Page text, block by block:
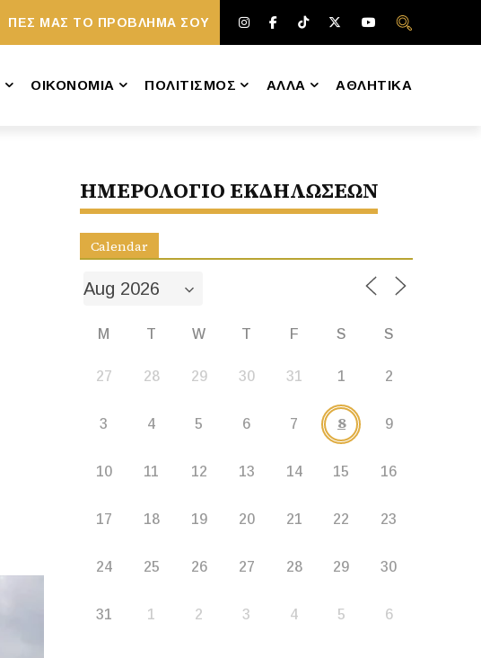
ΠΕΣ ΜΑΣ ΤΟ ΠΡΟΒΛΗΜΑ ΣΟΥ
ΟΙΚΟΝΟΜΙΑ ΠΟΛΙΤΙΣΜΟΣ ΑΛΛΑ ΑΘΛΗΤΙΚΑ
ΗΜΕΡΟΛΟΓΙΟ ΕΚΔΗΛΩΣΕΩΝ
Calendar
M T W T F S S
27 28 29 30 31 1 2
3 4 5 6 7 8 9
10 11 12 13 14 15 16
17 18 19 20 21 22 23
24 25 26 27 28 29 30
31 1 2 3 4 5 6